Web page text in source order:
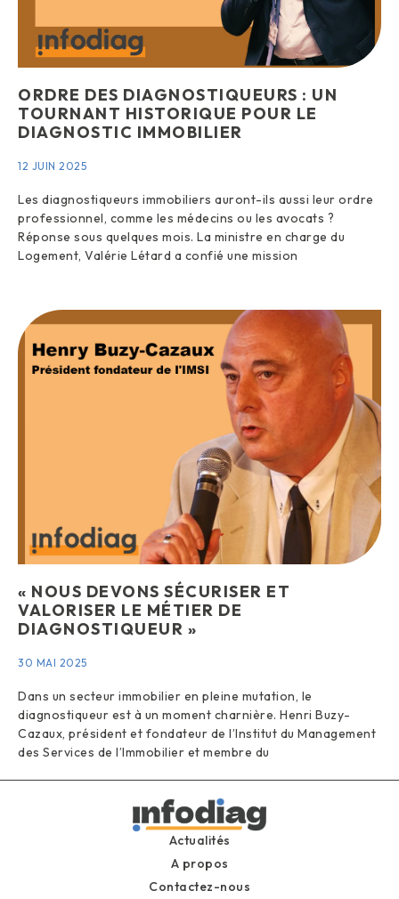
ORDRE DES DIAGNOSTIQUEURS : UN
TOURNANT HISTORIQUE POUR LE
DIAGNOSTIC IMMOBILIER
12 JUIN 2025
Les diagnostiqueurs immobiliers auront-ils aussi leur ordre
professionnel, comme les médecins ou les avocats ?
Réponse sous quelques mois. La ministre en charge du
Logement, Valérie Létard a confié une mission
« NOUS DEVONS SÉCURISER ET
VALORISER LE MÉTIER DE
DIAGNOSTIQUEUR »
30 MAI 2025
Dans un secteur immobilier en pleine mutation, le
diagnostiqueur est à un moment charnière. Henri Buzy-
Cazaux, président et fondateur de l’Institut du Management
des Services de l’Immobilier et membre du
Actualités
A propos
Contactez-nous